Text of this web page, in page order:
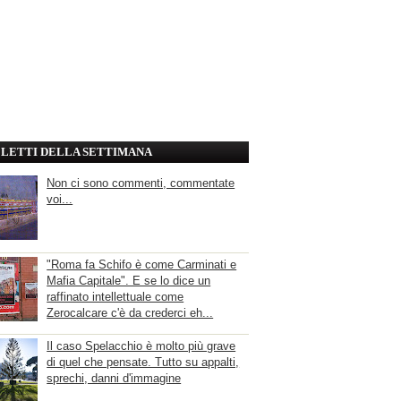
DELLA SETTIMANA
Non ci sono commenti, commentate
voi...
"Roma fa Schifo è come Carminati e
Mafia Capitale". E se lo dice un
raffinato intellettuale come
Zerocalcare c'è da crederci eh...
Il caso Spelacchio è molto più grave
di quel che pensate. Tutto su appalti,
sprechi, danni d'immagine